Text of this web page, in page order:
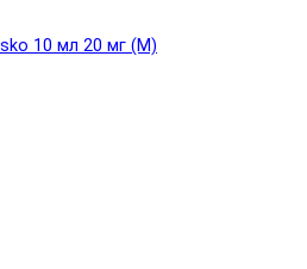
10 мл 20 мг (М)